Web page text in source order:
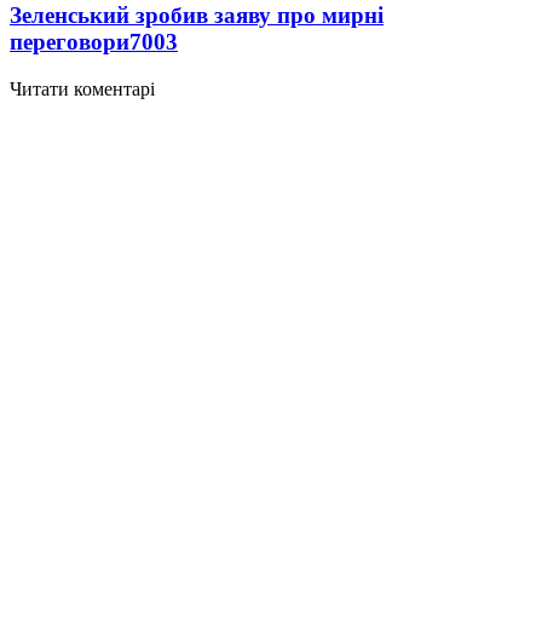
Зеленський зробив заяву про мирні
переговори7003
Читати коментарі